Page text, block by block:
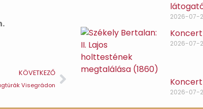
KÖVETKEZŐ
Visegrádon
2026-07-
2026-07-
2026-07-